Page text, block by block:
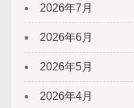
2026年7月
2026年6月
2026年5月
2026年4月